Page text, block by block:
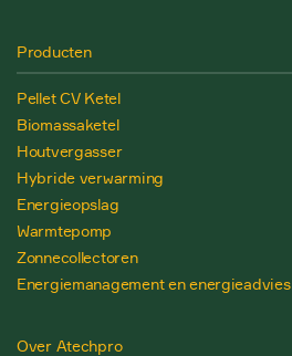
Producten
Pellet CV Ketel
Biomassaketel
Houtvergasser
Hybride verwarming
Energieopslag
Warmtepomp
Zonnecollectoren
Energiemanagement en energieadvies
Over Atechpro